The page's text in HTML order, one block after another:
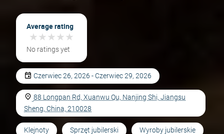
Average rating
★★★★★
★★★★★
No ratings yet
Czerwiec 26, 2026 - Czerwiec 29, 2026
88 Longpan Rd, Xuanwu Qu, Nanjing Shi, Jiangsu
Sheng, China, 210028
Klejnoty Sprzęt jubilerski Wyroby jubilerskie